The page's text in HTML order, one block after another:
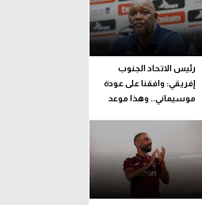
رئيس الاتحاد الجنوب
إفريقي: وافقنا على عودة
موسيماني.. وهذا موعد